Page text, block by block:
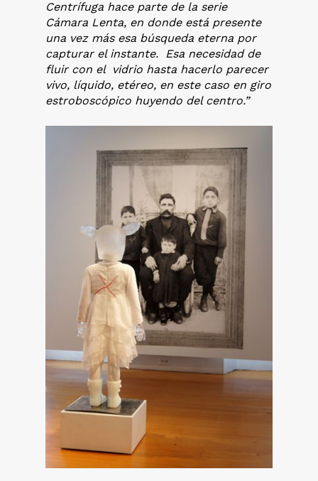
Centrífuga hace parte de la serie
Cámara Lenta, en donde está presente
una vez más esa búsqueda eterna por
capturar el instante. Esa necesidad de
fluir con el vidrio hasta hacerlo parecer
vivo, líquido, etéreo, en este caso en giro
estroboscópico huyendo del centro.”